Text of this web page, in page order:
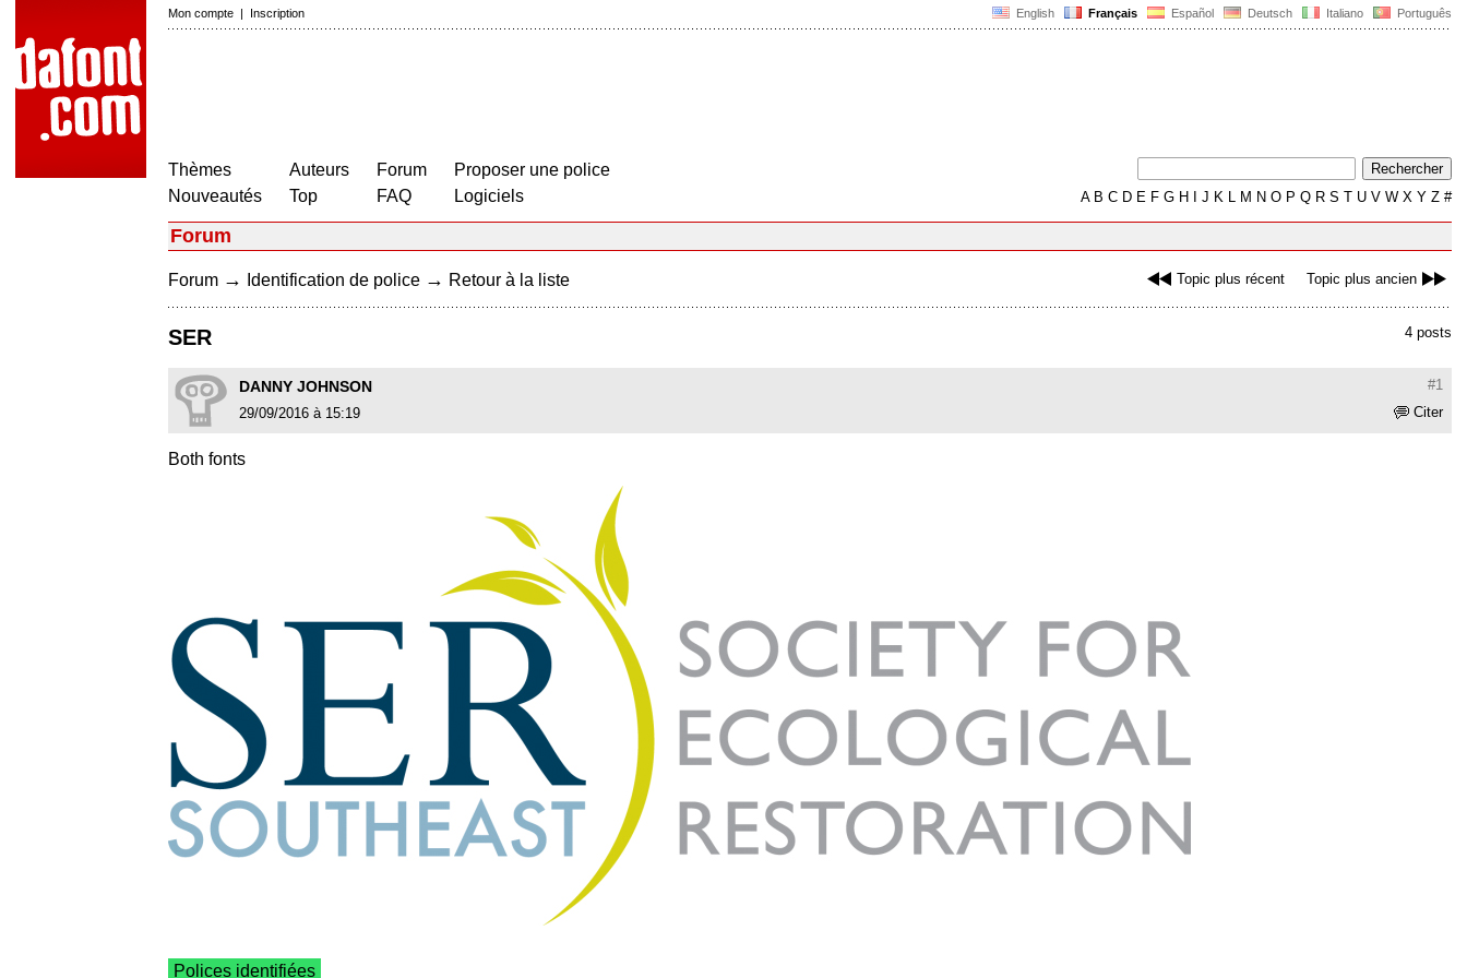
English Français Español Deutsch Italiano Português
Mon compte | Inscription
Thèmes
Nouveautés
Auteurs
Top
Forum
FAQ
Proposer une police
Logiciels
AB C D E F G H J K L M N O P Q R S T U V W X Y Z #
Forum
Topic plus récent Topic plus ancien
Forum → Identification de police → Retour à la liste
4 posts
SER
#1
DANNY JOHNSON
Citer
29/09/2016 à 15:19
Both fonts
Polices identifiées